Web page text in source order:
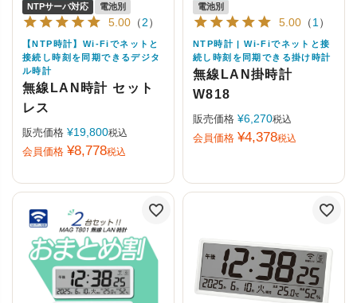
NTPサーバ対応
電池別
5.00 （2）
【NTP時計】Wi-Fiでネットと
接続し時刻を同期できるデジタ
ル時計
無線LAN時計 セット
レス
販売価格 ¥19,800税込
会員価格 ¥8,778税込
電池別
5.00 （1）
NTP時計 | Wi-Fiでネットと接
続し時刻を同期できる掛け時計
無線LAN掛時計
W818
販売価格 ¥6,270税込
会員価格 ¥4,378税込